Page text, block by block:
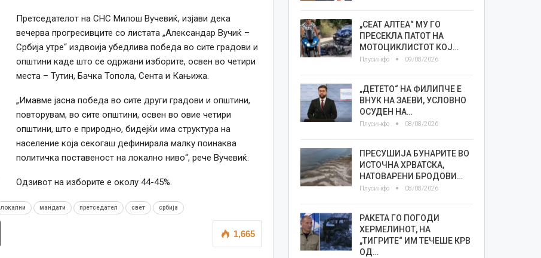
Претседателот на СНС Милош Вучевиќ, изјави дека
вечерва прогресивците со листата „Александар Вучиќ –
Србија утре“ издвоија убедлива победа во сите градови и
општини каде што се одржани изборите, освен во четири
места – Тутин, Бачка Топола, Сента и Кањижа.
„Имавме јасна победа во сите други градови и општини,
повторувам, во сите општини, освен во овие четири
општини, што е природно, бидејќи има структура на
население која секогаш дефинирала малку поинаква
политичка поставеност на локално ниво“, рече Вучевиќ.
Одзивот на изборите е околу 44-45%.
локални мандати претседател свет србија
1,665
„СЕАТ АЛТЕА“ МУ ГО
ПРЕСЕКЛА ПАТОТ НА
МОТОЦИКЛИСТОТ КОЈ…
Плусинфо 09/08/2026
„ДЕТЕТО“ НА ФИЛИПЧЕ Е
ВНУК НА ЗАЕВИ, УСЛОВНО
ОСУДЕН НА…
Плусинфо 08/08/2026
ПРЕСУШИЈА БУНАРИТЕ ВО
ИСТОЧНА ХРВАТСКА,
НАТОВАРЕНИ БРОДОВИ…
Плусинфо 08/08/2026
РАКЕТА ГО ПОГОДИ
ХЕРМЕЛИНОТ, НА
„ТИГРИТЕ“ ИМ ТЕЧЕШЕ КРВ
ОД…